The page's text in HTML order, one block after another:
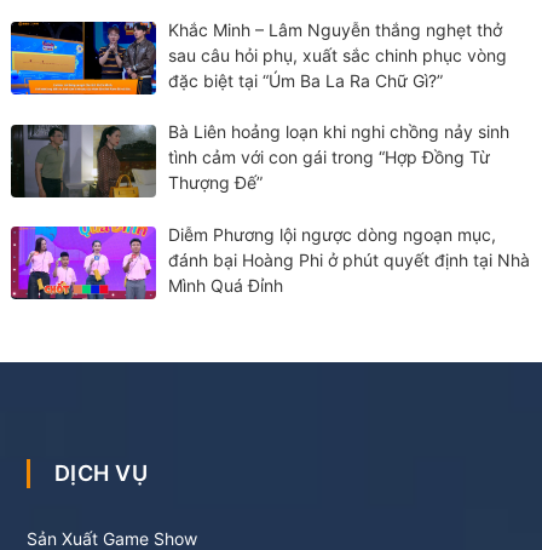
Khắc Minh – Lâm Nguyễn thắng nghẹt thở
sau câu hỏi phụ, xuất sắc chinh phục vòng
đặc biệt tại “Úm Ba La Ra Chữ Gì?”
Bà Liên hoảng loạn khi nghi chồng nảy sinh
tình cảm với con gái trong “Hợp Đồng Từ
Thượng Đế”
Diễm Phương lội ngược dòng ngoạn mục,
đánh bại Hoàng Phi ở phút quyết định tại Nhà
Mình Quá Đỉnh
DỊCH VỤ
Sản Xuất Game Show